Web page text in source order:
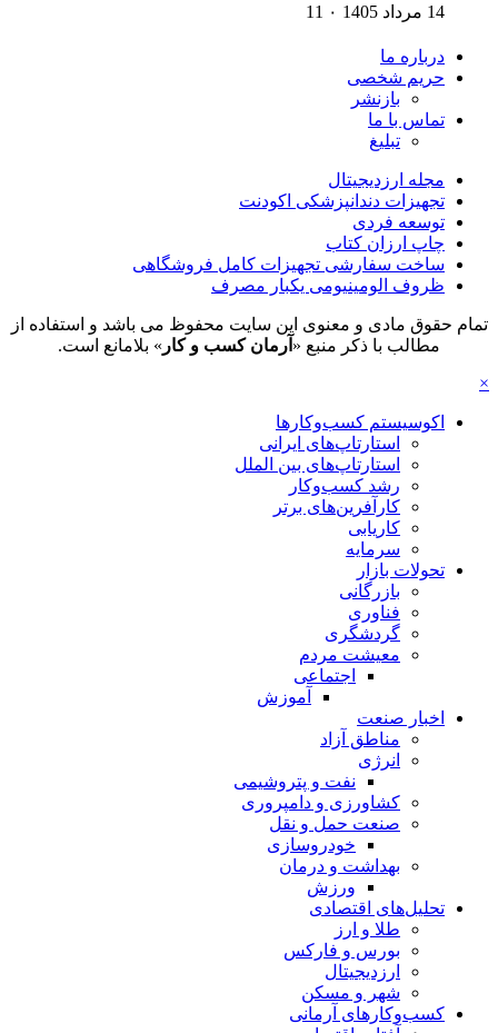
14 مرداد 1405 ۰ 11
درباره ما
حریم شخصی
بازنشر
تماس با ما
تبلیغ
مجله ارزدیجیتال
تجهیزات دندانپزشکی اکودنت
توسعه فردی
چاپ ارزان کتاب
ساخت سفارشی تجهیزات کامل فروشگاهی
ظروف الومینیومی یکبار مصرف
تمام حقوق مادی و معنوی این سایت محفوظ می باشد و استفاده از
مطالب با ذکر منبع « آرمان کسب و کار » بلامانع است.
×
اکوسیستم کسب‌وکارها
استارتاپ‌های ایرانی
استارتاپ‌های بین الملل
رشد کسب‌وکار
کارآفرین‌های برتر
کاریابی
سرمایه
تحولات بازار
بازرگانی
فناوری
گردشگری
معیشت مردم
اجتماعی
آموزش
اخبار صنعت
مناطق آزاد
انرژی
نفت و پتروشیمی
کشاورزی و دامپروری
صنعت حمل و نقل
خودروسازی
بهداشت و درمان
ورزش
تحلیل‌های اقتصادی
طلا و ارز
بورس و فارکس
ارزدیجیتال
شهر و مسکن
کسب‌وکارهای آرمانی